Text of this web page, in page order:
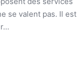
se valent pas. Il est